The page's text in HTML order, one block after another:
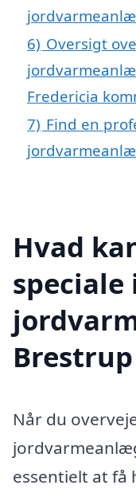
6) Oversigt
Fredericia
7) Find en
Hvad
speciale
Når du
essentielt at